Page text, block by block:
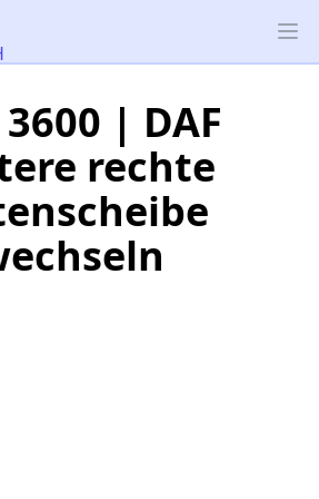
GmbH
3600 | DAF
rechte